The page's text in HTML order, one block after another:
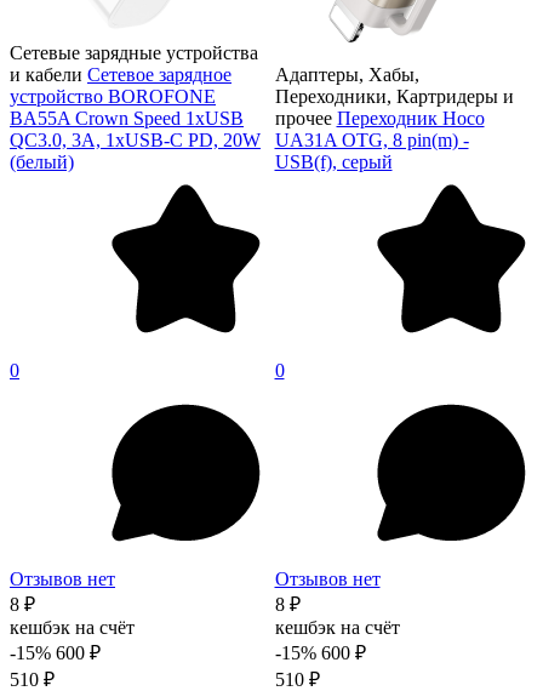
Сетевые зарядные устройства
и кабели Сетевое зарядное
устройство BOROFONE
BA55A Crown Speed 1xUSB
QC3.0, 3A, 1хUSB-C PD, 20W
(белый)
0
Отзывов нет
8 ₽
кешбэк на счёт
-15% 600 ₽
510 ₽
Адаптеры, Хабы,
Переходники, Картридеры и
прочее Переходник Hoco
UA31A OTG, 8 pin(m) -
USB(f), серый
0
Отзывов нет
8 ₽
кешбэк на счёт
-15% 600 ₽
510 ₽